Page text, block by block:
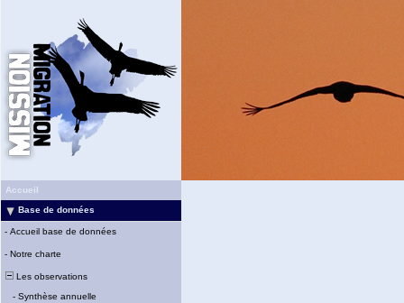
Accueil
Base de données
- Accueil base de données
- Notre charte
Les observations
- Synthèse annuelle